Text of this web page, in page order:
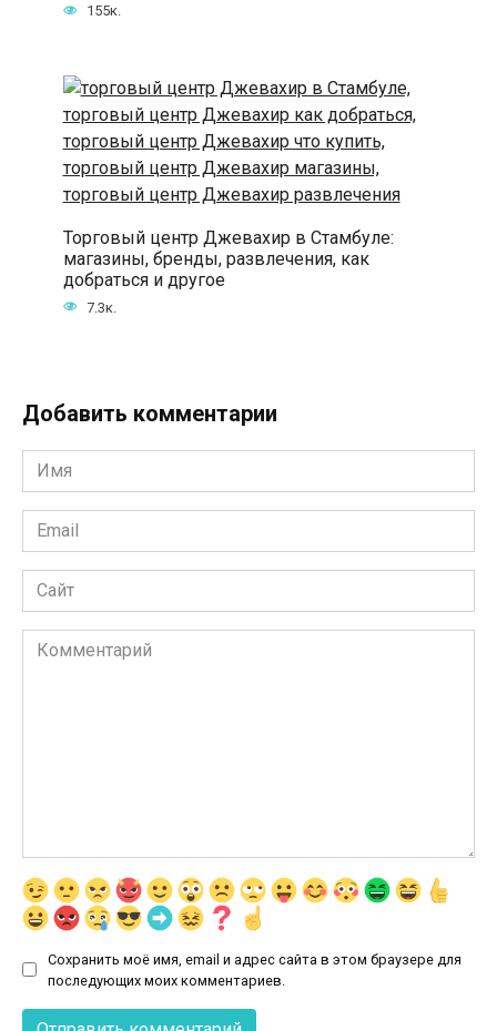
155к.
Торговый центр Джевахир в Стамбуле:
магазины, бренды, развлечения, как
добраться и другое
7.3к.
Добавить комментарии
Имя
*
Email
*
Сайт
Комментарий
Сохранить моё имя, email и адрес сайта в этом браузере для
последующих моих комментариев.